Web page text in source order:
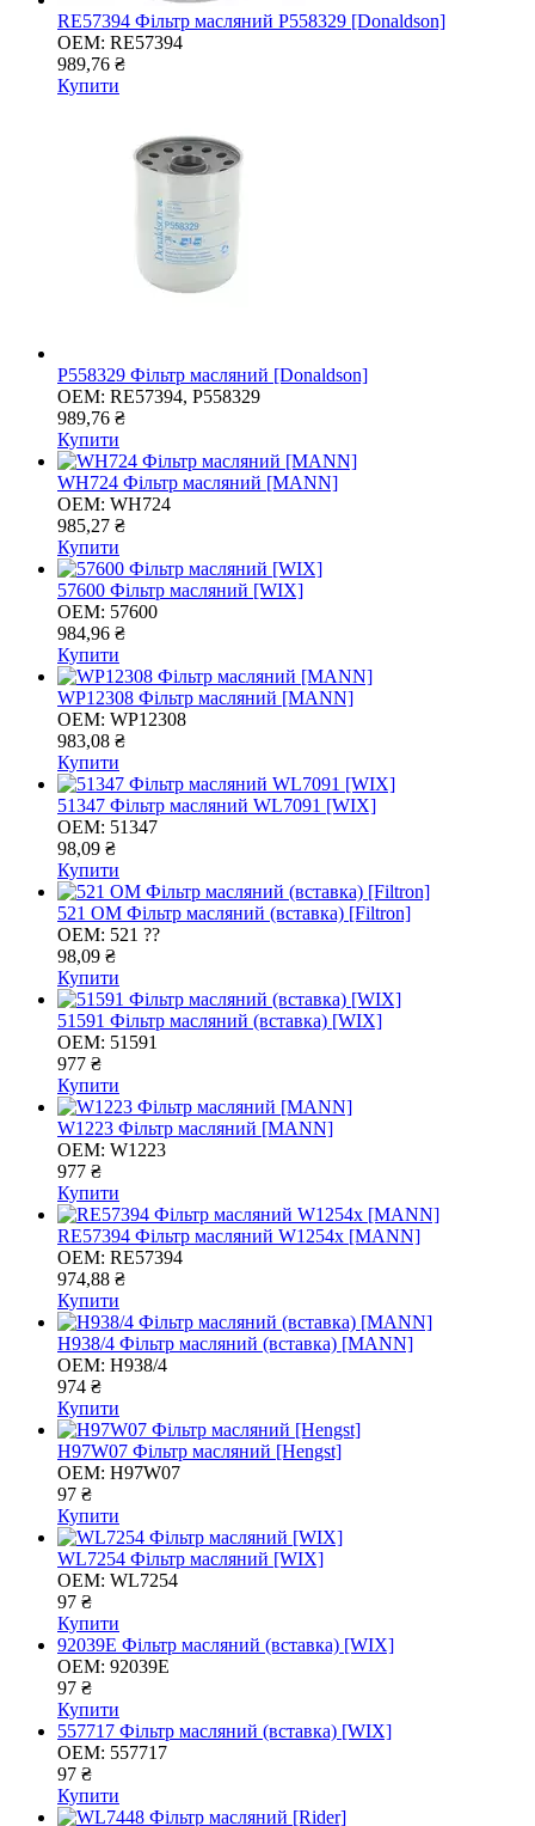
RE57394 Фільтр масляний P558329 [Donaldson]
OEM: RE57394
989,76 ₴
Купити
P558329 Фільтр масляний [Donaldson]
OEM: RE57394, P558329
989,76 ₴
Купити
WH724 Фільтр масляний [MANN]
OEM: WH724
985,27 ₴
Купити
57600 Фільтр масляний [WIX]
OEM: 57600
984,96 ₴
Купити
WP12308 Фільтр масляний [MANN]
OEM: WP12308
983,08 ₴
Купити
51347 Фільтр масляний WL7091 [WIX]
OEM: 51347
98,09 ₴
Купити
521 ОМ Фільтр масляний (вставка) [Filtron]
OEM: 521 ??
98,09 ₴
Купити
51591 Фільтр масляний (вставка) [WIX]
OEM: 51591
977 ₴
Купити
W1223 Фільтр масляний [MANN]
OEM: W1223
977 ₴
Купити
RE57394 Фільтр масляний W1254x [MANN]
OEM: RE57394
974,88 ₴
Купити
H938/4 Фільтр масляний (вставка) [MANN]
OEM: H938/4
974 ₴
Купити
H97W07 Фільтр масляний [Hengst]
OEM: H97W07
97 ₴
Купити
WL7254 Фільтр масляний [WIX]
OEM: WL7254
97 ₴
Купити
92039E Фільтр масляний (вставка) [WIX]
OEM: 92039E
97 ₴
Купити
557717 Фільтр масляний (вставка) [WIX]
OEM: 557717
97 ₴
Купити